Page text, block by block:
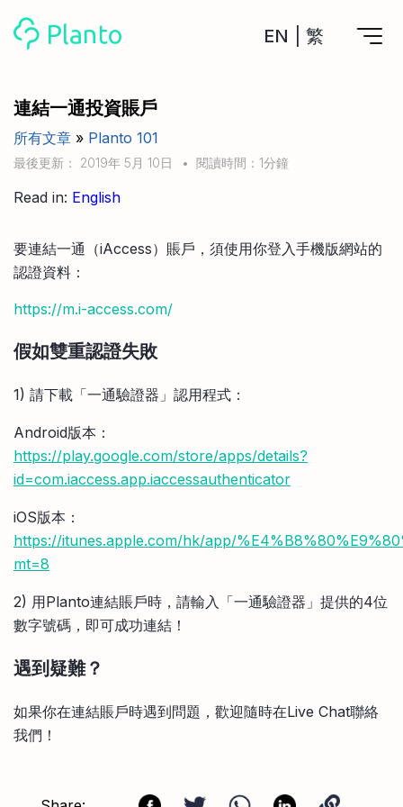
EN 繁
Planto功能
計劃買樓
計劃買樓第一步
管理及分析所有戶口
一次過管理所有強積金戶口
工具
私人貸款
投資戶口 (美股)
比較最抵港股投資戶口
比較最抵Crypto交易所
月供股票計劃
定期存款
信用卡
比較各種最優惠信用卡
Academy
Marketplace
其他網站
手機App與理財資訊
商業解決方案
連結一通投資賬戶
所有文章 » Planto 101
最後更新： 2019年 5月 10日 • 閱讀時間：1分鐘
Read in: English
要連結一通（iAccess）賬戶，須使用你登入手機版網站的
認證資料：
https://m.i-access.com/
假如雙重認證失敗
1) 請下載「一通驗證器」認用程式：
Android版本：
https://play.google.com/store/apps/details?
id=com.iaccess.app.iaccessauthenticator
iOS版本：
https://itunes.apple.com/hk/app/
mt=8
2) 用Planto連結賬戶時，請輸入「一通驗證器」提供的4位
數字號碼，即可成功連結！
遇到疑難？
如果你在連結賬戶時遇到問題，歡迎隨時在Live Chat聯絡
我們！